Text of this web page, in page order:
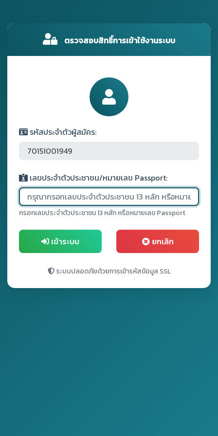
ตรวจสอบสิทธิ์การเข้าใช้งานระบบ
รหัสประจำตัวผู้สมัคร:
เลขประจำตัวประชาชน/หมายเลข Passport:
กรอกเลขประจำตัวประชาชน 13 หลัก หรือหมายเลข Passport
เข้าระบบ ยกเลิก
ระบบปลอดภัยด้วยการเข้ารหัสข้อมูล SSL